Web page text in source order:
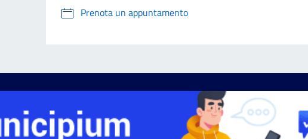
Prenota un appuntamento